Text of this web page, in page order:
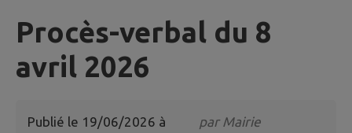
Procès-verbal du 8
avril 2026
Publié le 19/06/2026 à
parMairie